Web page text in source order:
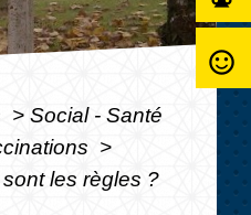
> Social - Santé
>
les règles ?
sentiment_satisfied_alt